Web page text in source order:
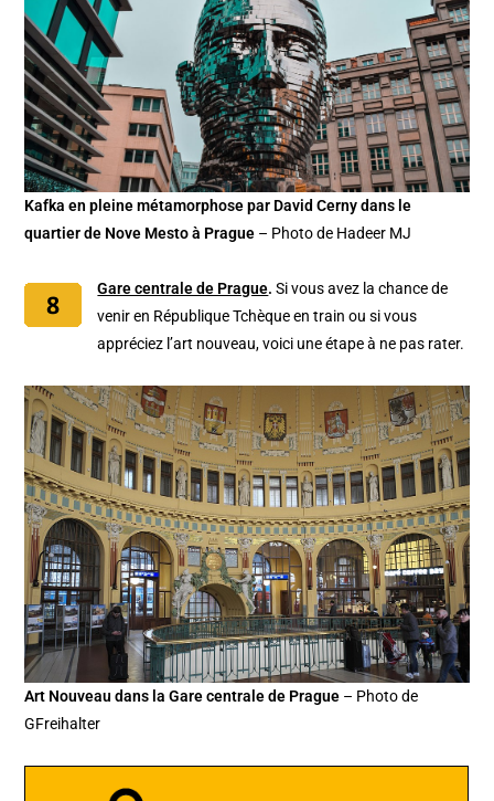
Kafka en pleine métamorphose par David Cerny dans le
quartier de Nove Mesto à Prague – Photo de Hadeer MJ
Gare centrale de Prague. Si vous avez la chance de
venir en République Tchèque en train ou si vous
appréciez l’art nouveau, voici une étape à ne pas rater.
Art Nouveau dans la Gare centrale de Prague – Photo de
GFreihalter